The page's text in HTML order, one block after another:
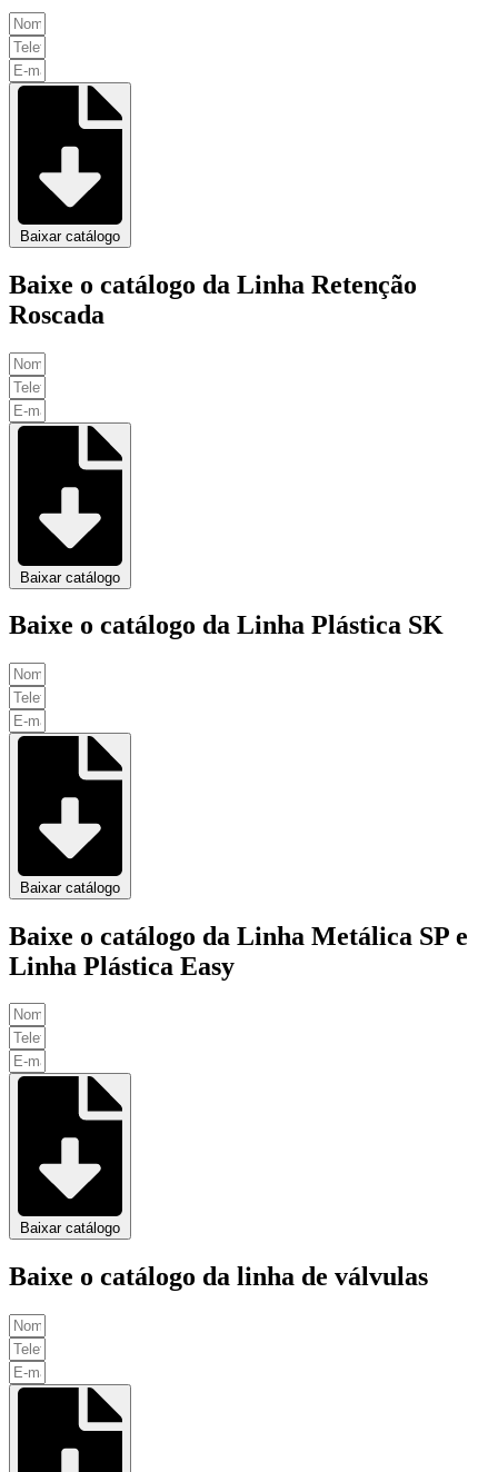
Baixar catálogo
Baixe o catálogo da Linha Retenção
Roscada
Baixar catálogo
Baixe o catálogo da Linha Plástica SK
Baixar catálogo
Baixe o catálogo da Linha Metálica SP e
Linha Plástica Easy
Baixar catálogo
Baixe o catálogo da linha de válvulas